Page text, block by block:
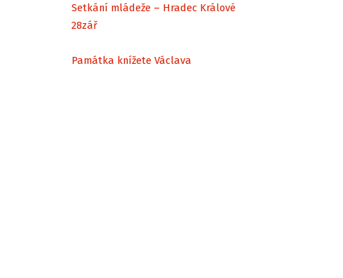
Setkání mládeže – Hradec Králové
28zář
Památka knížete Václava